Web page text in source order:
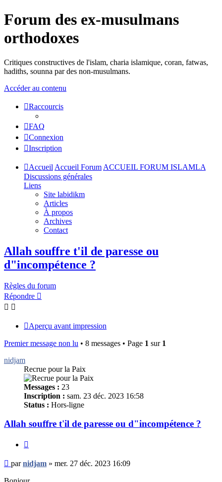
Forum des ex-musulmans
orthodoxes
Critiques constructives de l'islam, charia islamique, coran, fatwas,
hadiths, sounna par des non-musulmans.
Accéder au contenu
Raccourcis
FAQ
Connexion
Inscription
Accueil Accueil Forum ACCUEIL FORUM ISLAMLA
Discussions générales
Liens
Site labidikm
Articles
À propos
Archives
Contact
Allah souffre t'il de paresse ou
d"incompétence ?
Règles du forum
Répondre
Aperçu avant impression
Premier message non lu • 8 messages • Page 1 sur 1
nidjam
Recrue pour la Paix
Messages : 23
Inscription : sam. 23 déc. 2023 16:58
Status : Hors-ligne
Allah souffre t'il de paresse ou d"incompétence ?
Message
non
lu
parnidjam » mer. 27 déc. 2023 16:09